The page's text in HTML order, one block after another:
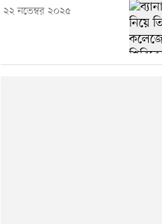
২২ নভেম্বর ২০২৫